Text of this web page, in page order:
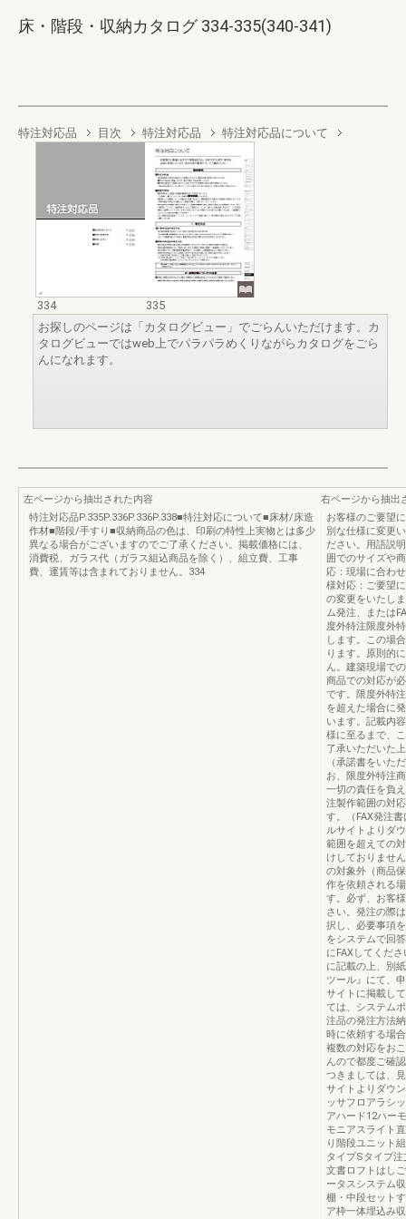
床・階段・収納カタログ 334-335(340-341)
特注対応品 目次 特注対応品 特注対応品について
334
335
お探しのページは「カタログビュー」でごらんいただけます。カ
タログビューではweb上でパラパラめくりながらカタログをごら
んになれます。
左ページから抽出された内容
特注対応品P.335P.336P.336P.338■特注対応について■床材/床造
作材■階段/手すり■収納商品の色は、印刷の特性上実物とは多少
異なる場合がございますのでご了承ください。掲載価格には、
消費税、ガラス代（ガラス組込商品を除く）、組立費、工事
費、運賃等は含まれておりません。334
右ページから抽出
お客様のご要望
別な仕様に変更
ださい。用語説
囲でのサイズや
応：現場に合わ
様対応：ご要望
の変更をいたし
ム発注、または
度外特注限度外
します。この場
ります。原則的
ん。建築現場で
商品での対応が
です。限度外特
を超えた場合に
います。記載内
様に至るまで、
了承いただいた
（承諾書をいた
お、限度外特注
一切の責任を負
注製作範囲の対
す。（FAX発注
ルサイトよりダ
範囲を超えての
けしておりませ
の対象外（商品
作を依頼される
す。必ず、お客
さい。発注の際
択し、必要事項
をシステムで回
にFAXしてくだ
に記載の上、別
ツール』にて、
サイトに掲載し
ては、システム
注品の発注方法
時に依頼する場
複数の対応をお
んので都度ご確
つきましては、
サイトよりダウ
ッサフロアラシ
アハード12ハー
モニアスライト
り階段ユニット
タイプSタイプ
文書ロフトはし
ータスシステム
棚・中段セット
ア枠一体埋込み